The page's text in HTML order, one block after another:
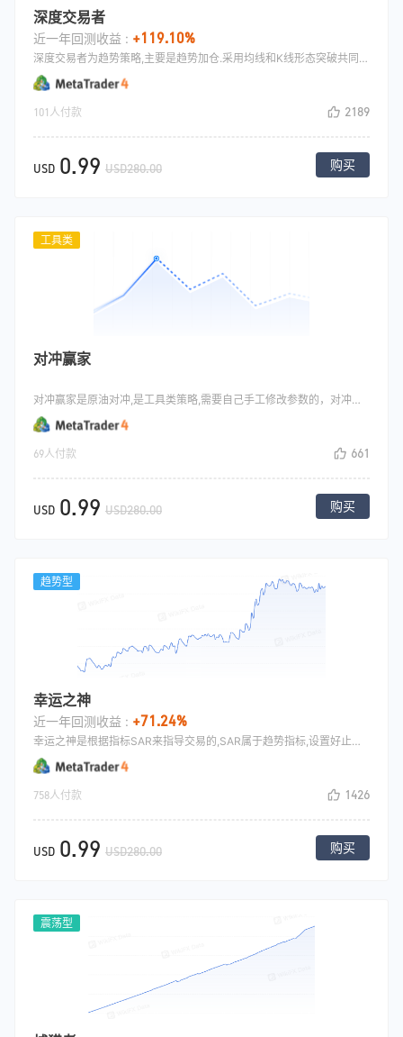
深度交易者
近一年回测收益 : +119.10%
深度交易者为趋势策略,主要是趋势加仓.采用均线和K线形态突破共同做开仓信号，开仓之后盈利加仓,采用总体金额盈利平仓.
101人付款 2189
USD 0.99 USD280.00 购买
工具类
对冲赢家
对冲赢家是原油对冲,是工具类策略,需要自己手工修改参数的，对冲策略主要是根据相关性比较强的品种的，相关性走势，当他们的价格只差偏离一个正常区间的时候,一个做多，一个做空，当价格回调的时候就可以赚钱.
69人付款 661
USD 0.99 USD280.00 购买
趋势型
幸运之神
近一年回测收益 : +71.24%
幸运之神是根据指标SAR来指导交易的,SAR属于趋势指标,设置好止损,在大行情中表现可以拿住较大的利润.
758人付款 1426
USD 0.99 USD280.00 购买
震荡型